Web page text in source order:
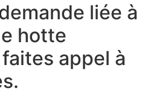
liée à
hotte
appel à